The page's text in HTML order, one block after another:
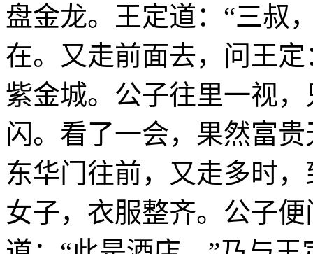
盘金龙。王定道：“三叔
在。又走前面去，问王
紫金城。公子往里一视
闪。看了一会，果然富
东华门往前，又走多时
女子，衣服整齐。公子